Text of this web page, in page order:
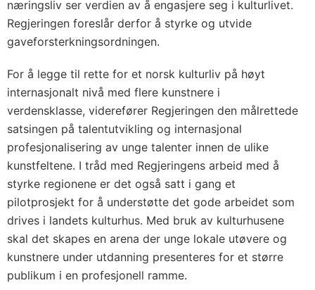
næringsliv ser verdien av å engasjere seg i kulturlivet.
Regjeringen foreslår derfor å styrke og utvide
gaveforsterkningsordningen.
For å legge til rette for et norsk kulturliv på høyt
internasjonalt nivå med flere kunstnere i
verdensklasse, viderefører Regjeringen den målrettede
satsingen på talentutvikling og internasjonal
profesjonalisering av unge talenter innen de ulike
kunstfeltene. I tråd med Regjeringens arbeid med å
styrke regionene er det også satt i gang et
pilotprosjekt for å understøtte det gode arbeidet som
drives i landets kulturhus. Med bruk av kulturhusene
skal det skapes en arena der unge lokale utøvere og
kunstnere under utdanning presenteres for et større
publikum i en profesjonell ramme.